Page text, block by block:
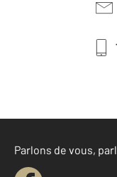
Parlons de vous,